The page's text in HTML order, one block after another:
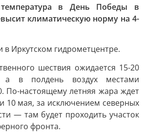
температура в День Победы в
климатическую норму на 4-
Иркутском гидрометцентре.
шествия ожидается 15-20
а в полдень воздух местами
По-настоящему летняя жара ждет
10 мая, за исключением северных
— там будет проходить участок
фронта.